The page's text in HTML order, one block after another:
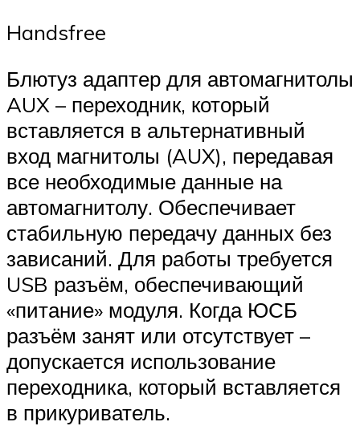
Handsfree
Блютуз адаптер для автомагнитолы
AUX – переходник, который
вставляется в альтернативный
вход магнитолы (AUX), передавая
все необходимые данные на
автомагнитолу. Обеспечивает
стабильную передачу данных без
зависаний. Для работы требуется
USB разъём, обеспечивающий
«питание» модуля. Когда ЮСБ
разъём занят или отсутствует –
допускается использование
переходника, который вставляется
в прикуриватель.